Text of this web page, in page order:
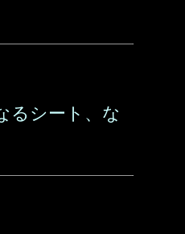
るシート、な